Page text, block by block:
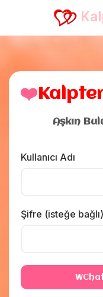
❤️
Aşkın
Kullanıcı Adı
Şifre (isteğe bağlı)